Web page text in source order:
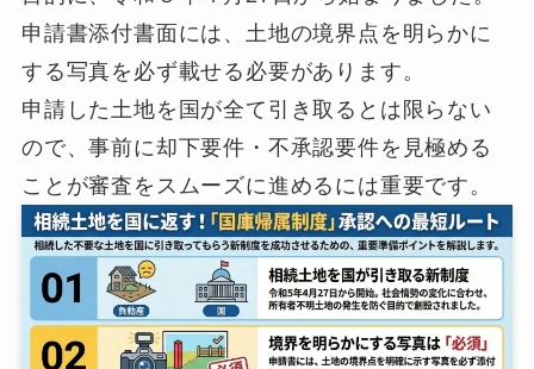
申請書添付書面には、土地の境界点を明らかに
する写真を必ず載せる必要があります。
申請した土地を国が全て引き取るとは限らない
ので、事前に却下要件・不承認要件を見極める
ことが審査をスムーズに進めるには重要です。